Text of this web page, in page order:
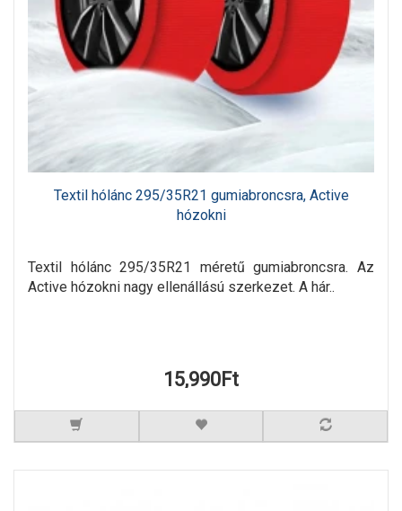
Textil hólánc 295/35R21 gumiabroncsra, Active
hózokni
Textil hólánc 295/35R21 méretű gumiabroncsra. Az
Active hózokni nagy ellenállású szerkezet. A hár..
15,990Ft